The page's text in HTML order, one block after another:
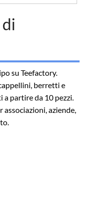
su Teefactory.
berretti e
a partire da 10 pezzi.
associazioni, aziende,